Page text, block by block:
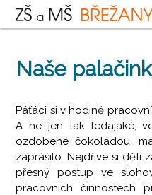
Naše
Páťáci si v hodině
A ne jen tak ledajaké,
ozdobené čokoládou,
zaprášilo. Nejdříve si děti
přesný postup ve
pracovních činnostech